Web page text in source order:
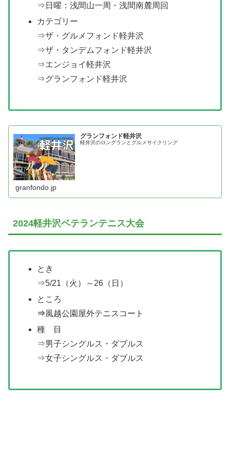
⇒日曜：浅間山一周・浅間南麓周回
カテゴリー
⇒ザ・グルメフォンド軽井沢
⇒ザ・タンデムフォンド軽井沢
⇒エンジョイ軽井沢
⇒グランフォンド軽井沢
グランフォンド軽井沢
軽井沢のロングランとグルメサイクリング
granfondo.jp
2024軽井沢ベテランテニス大会
とき
⇒5/21（火）～26（日）
ところ
⇒風越公園屋外テニスコート
種 目
⇒男子シングルス・ダブルス
⇒女子シングルス・ダブルス